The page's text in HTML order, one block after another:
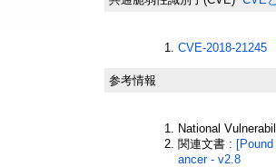
CVE-2018-21245
参考情報
National
関連文書 :
ancer - v2.8